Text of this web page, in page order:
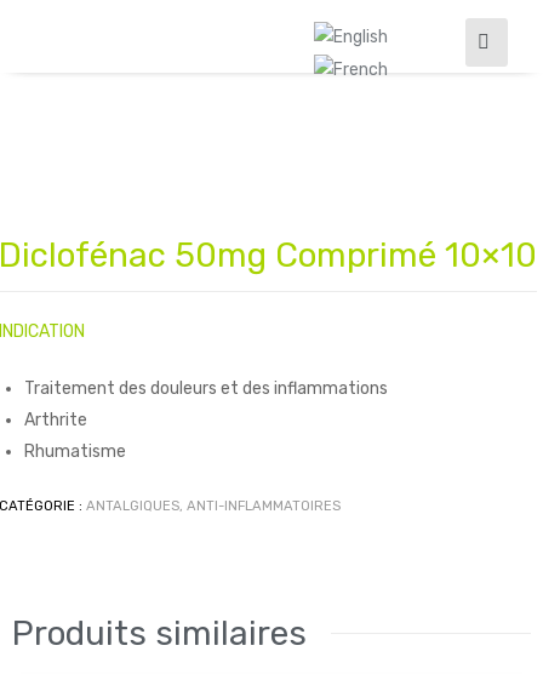
50mg Comprimé 10×10
Traitement des douleurs et des inflammations
Arthrite
Rhumatisme
: ANTALGIQUES, ANTI-INFLAMMATOIRES
Produits similaires